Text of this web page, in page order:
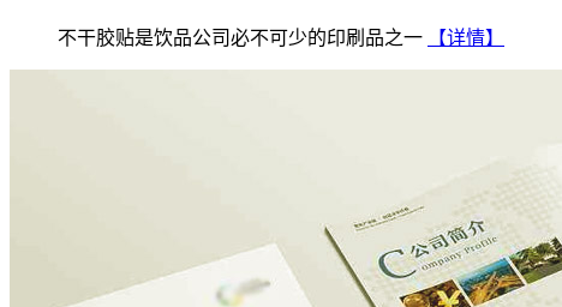
不干胶贴是饮品公司必不可少的印刷品之一 【详情】